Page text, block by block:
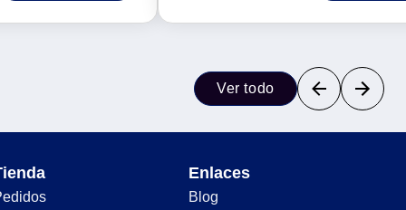
Ver todo
Enlaces
Blog